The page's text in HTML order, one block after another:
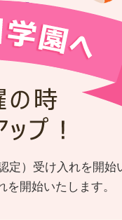
定）受け入れを開始
開始いたします。